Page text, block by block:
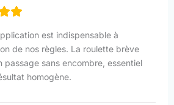
est indispensable à
de nos règles. La roulette brève
passage sans encombre, essentiel
homogène.